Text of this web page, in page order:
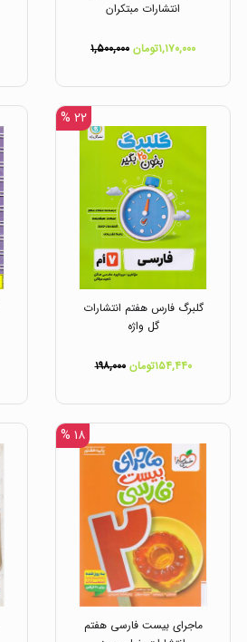
انتشارات مبتکران
۱,۱۷۰,۰۰۰تومان ۱,۵۰۰,۰۰۰
۲۲ %
گلبرگ فارس هفتم انتشارات
گل واژه
۱۵۴,۴۴۰تومان ۱۹۸,۰۰۰
۱۸ %
ماجرای بیست فارسی هفتم